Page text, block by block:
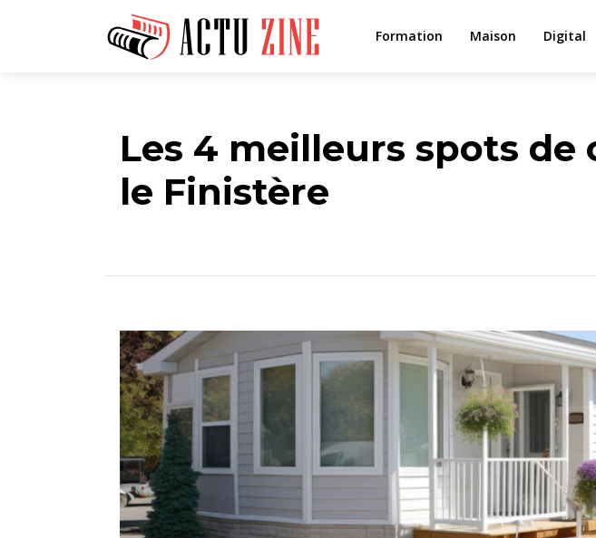
Formation Maison Digital
Les 4 meilleurs spots
le Finistère